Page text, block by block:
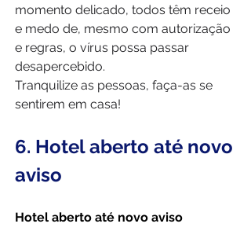
momento delicado, todos têm receio
e medo de, mesmo com autorização
e regras, o vírus possa passar
desapercebido.
Tranquilize as pessoas, faça-as se
sentirem em casa!
6. Hotel aberto até novo
aviso
Hotel aberto até novo aviso